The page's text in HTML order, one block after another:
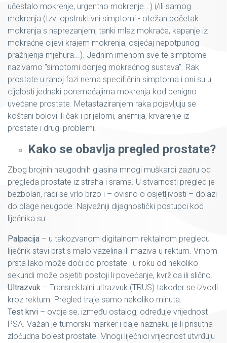
učestalo mokrenje, urgentno mokrenje...) i/ili samog
mokrenja (tzv. opstruktivni simptomi - otežan početak
mokrenja s naprezanjem, tanki mlaz mokraće, kapanje iz
mokraćne cijevi krajem mokrenja, osjećaj nepotpunog
pražnjenja mjehura...). Jednim imenom sve te simptome
nazivamo "simptomi donjeg mokraćnog sustava". Rak
prostate u ranoj fazi nema specifičnih simptoma i oni su u
cijelosti jednaki poremećajima mokrenja kod benigno
uvećane prostate. Metastaziranjem raka pojavljuju se
koštani bolovi ili čak i prijelomi, anemija, krvarenje iz
prostate i drugi problemi.
Kako se obavlja pregled prostate?
Zbog brojnih neugodnih glasina mnogi muškarci zaziru od
pregleda prostate iz straha i srama. U stvarnosti pregled je
bezbolan, radi se vrlo brzo i – ovisno o osjetljivosti – dolazi
do blage neugode. Najvažniji dijagnostički postupci kod
liječnika su:
Palpacija – u takozvanom digitalnom rektalnom pregledu
liječnik stavi prst s malo vazelina ili maziva u rektum. Vrhom
prsta lako može doći do prostate i u roku od nekoliko
sekundi može osjetiti postoji li povećanje, kvržica ili slično.
Ultrazvuk – Transrektalni ultrazvuk (TRUS) također se izvodi
kroz rektum. Pregled traje samo nekoliko minuta.
Test krvi – ovdje se, između ostalog, određuje vrijednost
PSA. Važan je tumorski marker i daje naznaku je li prisutna
zloćudna bolest prostate. Mnogi liječnici vrijednost utvrđuju